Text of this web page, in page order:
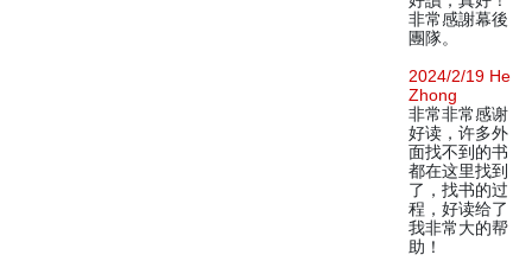
非常感謝幕後
團隊。
2024/2/19 He
Zhong
非常非常感谢
好读，许多外
面找不到的书
都在这里找到
了，找书的过
程，好读给了
我非常大的帮
助！